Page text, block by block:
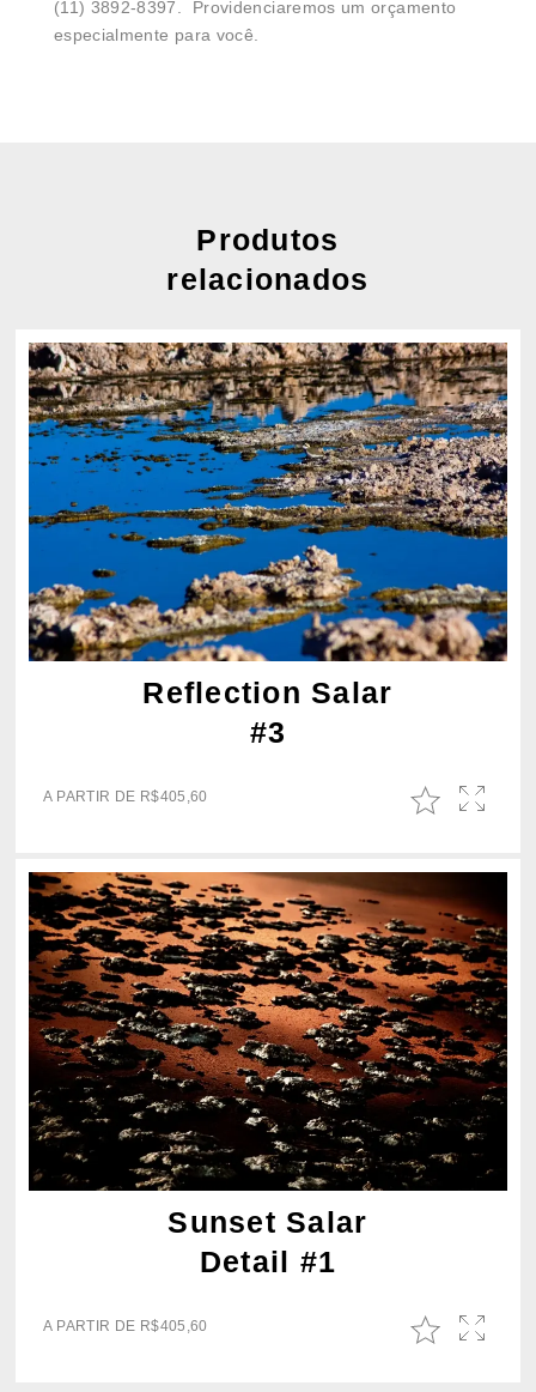
(11) 3892-8397. Providenciaremos um orçamento
especialmente para você.
Produtos
relacionados
Reflection Salar
#3
A PARTIR DE R$405,60
Sunset Salar
Detail #1
A PARTIR DE R$405,60